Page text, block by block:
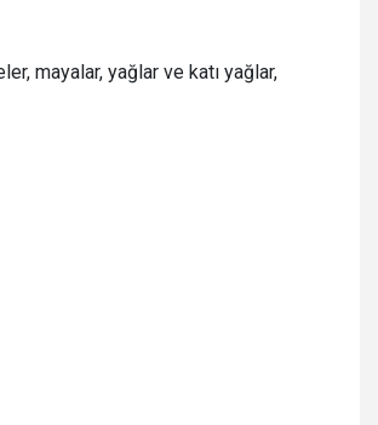
mayalar, yağlar ve katı yağlar,